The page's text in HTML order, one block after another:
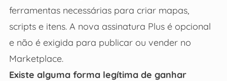
ferramentas necessárias para criar mapas,
scripts e itens. A nova assinatura Plus é opcional
e não é exigida para publicar ou vender no
Marketplace.
Existe alguma forma legítima de ganhar